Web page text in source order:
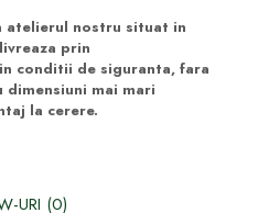
atelierul nostru situat in
prin
conditii de siguranta, fara
mai mari
la cerere.
URI (0)